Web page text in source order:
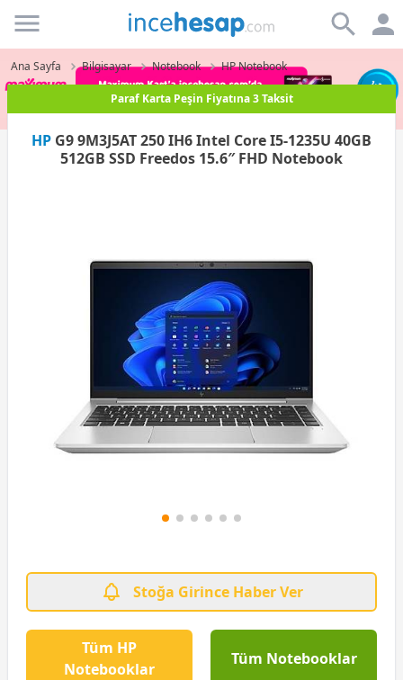
Incehesap
Ana Sayfa Bilgisayar Notebook HP Notebook
Paraf Karta Peşin Fiyatına 3 Taksit
HP G9 9M3J5AT 250 IH6 Intel Core I5-1235U 40GB
512GB SSD Freedos 15.6″ FHD Notebook
Stoğa Girince Haber Ver
Tüm HP
Notebooklar
Tüm Notebooklar